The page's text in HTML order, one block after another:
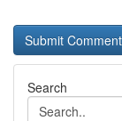
Search